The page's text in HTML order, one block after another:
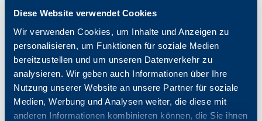
Diese Website verwendet Cookies
Wir verwenden Cookies, um Inhalte und Anzeigen zu
personalisieren, um Funktionen für soziale Medien
bereitzustellen und um unseren Datenverkehr zu
analysieren. Wir geben auch Informationen über Ihre
Nutzung unserer Website an unsere Partner für soziale
Medien, Werbung und Analysen weiter, die diese mit
anderen Informationen kombinieren können, die Sie ihnen
Papierformate und -gewichte
52 bis 300 g/m²